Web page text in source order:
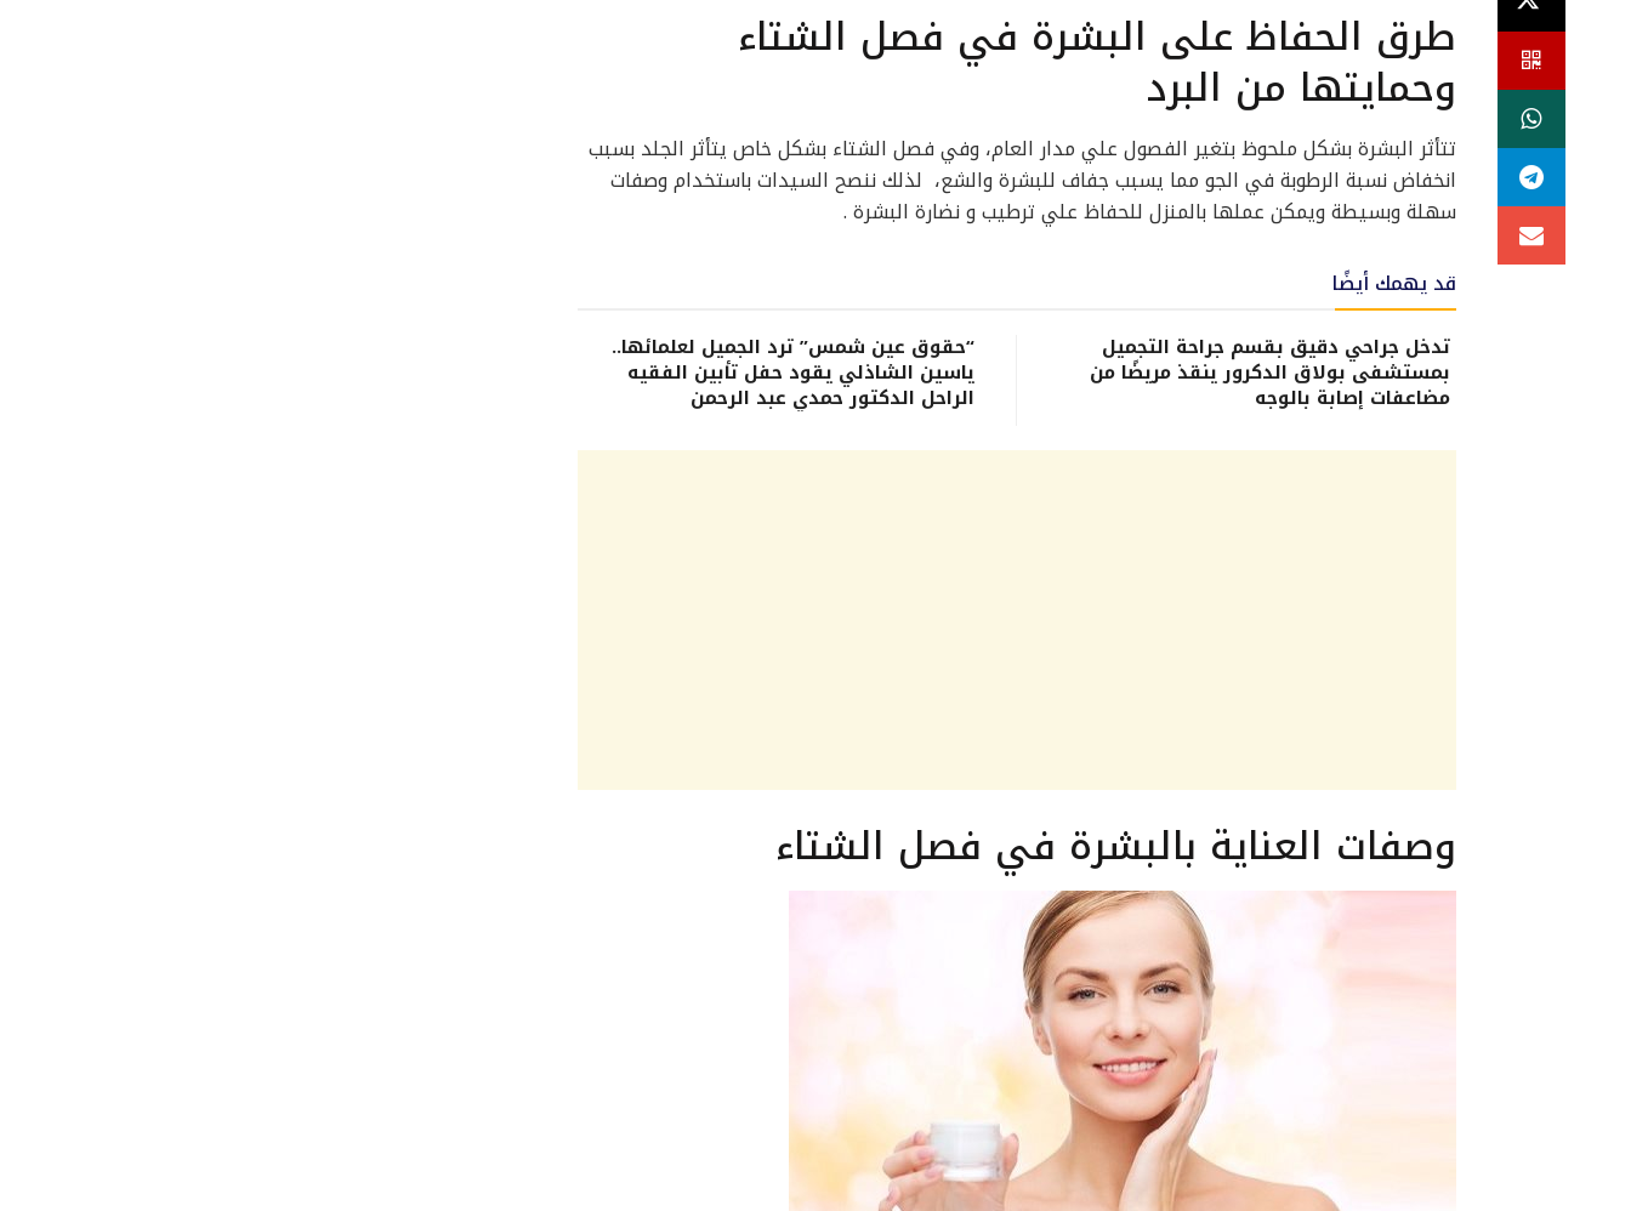
طرق الحفاظ على البشرة في فصل الشتاء
وحمايتها من البرد
تتأثر البشرة بشكل ملحوظ بتغير الفصول علي مدار العام، وفي فصل الشتاء بشكل خاص يتأثر الجلد بسبب
انخفاض نسبة الرطوبة في الجو مما يسبب جفاف للبشرة والشع، لذلك ننصح السيدات باستخدام وصفات
سهلة وبسيطة ويمكن عملها بالمنزل للحفاظ علي ترطيب و نضارة البشرة .
قد يهمك أيضًا
تدخل جراحي دقيق بقسم جراحة التجميل
بمستشفى بولاق الدكرور ينقذ مريضًا من
مضاعفات إصابة بالوجه
“حقوق عين شمس” ترد الجميل لعلمائها..
ياسين الشاذلي يقود حفل تأبين الفقيه
الراحل الدكتور حمدي عبد الرحمن
وصفات العناية بالبشرة في فصل الشتاء